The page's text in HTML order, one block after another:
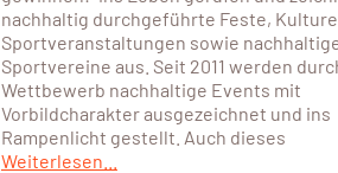
nachhaltig durchgeführte Feste,
Sportveranstaltungen sowie
Sportvereine aus. Seit 2011 werden
Wettbewerb nachhaltige Events mit
Vorbildcharakter ausgezeichnet und ins
Rampenlicht gestellt. Auch dieses
Weiterlesen...